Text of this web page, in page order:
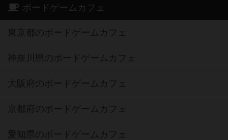
ボードゲームカフェ
東京都のボードゲームカフェ
神奈川県のボードゲームカフェ
大阪府のボードゲームカフェ
京都府のボードゲームカフェ
愛知県のボードゲームカフェ